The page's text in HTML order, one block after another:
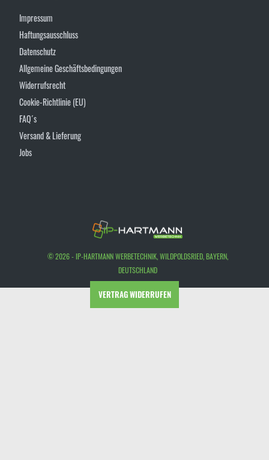
Impressum
Haftungsausschluss
Datenschutz
Allgemeine Geschäftsbedingungen
Widerrufsrecht
Cookie-Richtlinie (EU)
FAQ´s
Versand & Lieferung
Jobs
© 2026 - IP-HARTMANN WERBETECHNIK, WILDPOLDSRIED, BAYERN,
DEUTSCHLAND
VERTRAG WIDERRUFEN